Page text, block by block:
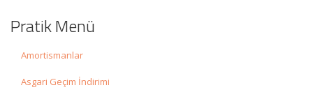
Pratik Menü
Amortismanlar
Asgari Geçim İndirimi